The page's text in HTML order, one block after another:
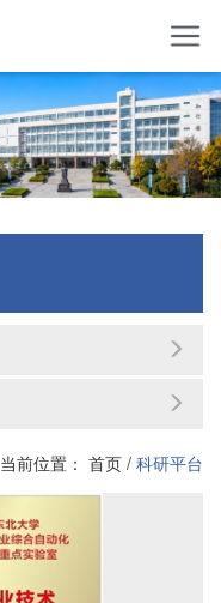
当前位置： 首页 / 科研平台